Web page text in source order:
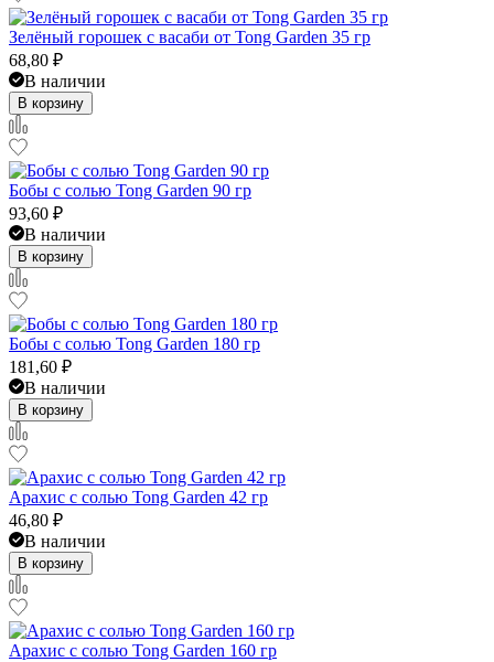
Зелёный горошек с васаби от Tong Garden 35 гр
68,80 ₽
В наличии
В корзину
Бобы с солью Tong Garden 90 гр
93,60 ₽
В наличии
В корзину
Бобы с солью Tong Garden 180 гр
181,60 ₽
В наличии
В корзину
Арахис с солью Tong Garden 42 гр
46,80 ₽
В наличии
В корзину
Арахис с солью Tong Garden 160 гр